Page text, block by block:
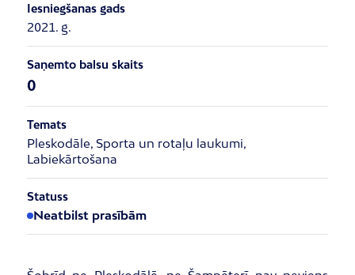
Iesniegšanas gads
2021. g.
Saņemto balsu skaits
0
Temats
Pleskodāle, Sporta un rotaļu laukumi,
Labiekārtošana
Statuss
Neatbilst prasībām